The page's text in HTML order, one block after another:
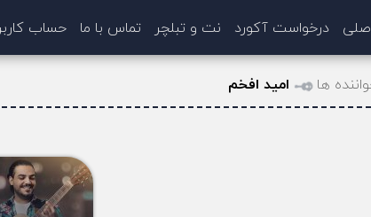
درخواست آکورد نت و تبلچر تماس با ما حساب
ها امید افخم